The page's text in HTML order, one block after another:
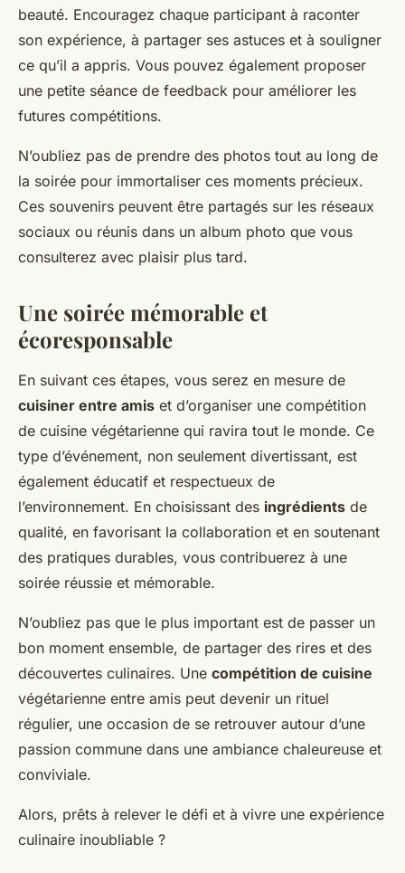
beauté. Encouragez chaque participant à raconter
son expérience, à partager ses astuces et à souligner
ce qu’il a appris. Vous pouvez également proposer
une petite séance de feedback pour améliorer les
futures compétitions.
N’oubliez pas de prendre des photos tout au long de
la soirée pour immortaliser ces moments précieux.
Ces souvenirs peuvent être partagés sur les réseaux
sociaux ou réunis dans un album photo que vous
consulterez avec plaisir plus tard.
Une soirée mémorable et
écoresponsable
En suivant ces étapes, vous serez en mesure de
cuisiner entre amis et d’organiser une compétition
de cuisine végétarienne qui ravira tout le monde. Ce
type d’événement, non seulement divertissant, est
également éducatif et respectueux de
l’environnement. En choisissant des ingrédients de
qualité, en favorisant la collaboration et en soutenant
des pratiques durables, vous contribuerez à une
soirée réussie et mémorable.
N’oubliez pas que le plus important est de passer un
bon moment ensemble, de partager des rires et des
découvertes culinaires. Une compétition de cuisine
végétarienne entre amis peut devenir un rituel
régulier, une occasion de se retrouver autour d’une
passion commune dans une ambiance chaleureuse et
conviviale.
Alors, prêts à relever le défi et à vivre une expérience
culinaire inoubliable ?